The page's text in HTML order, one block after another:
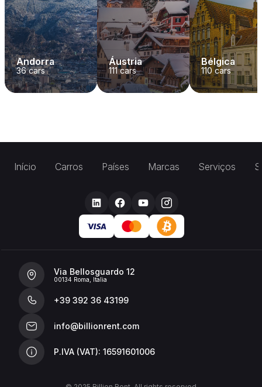
Andorra
36cars
Áustria
111cars
Bélgica
110 cars
Início Carros Países Marcas Serviços
Via Bellosguardo 12
00134 Roma, Italia
+39 392 36 43199
info@billionrent.com
P.IVA (VAT): 16591601006